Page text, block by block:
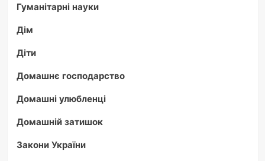
Гуманітарні науки
Дім
Діти
Домашнє господарство
Домашні улюбленці
Домашній затишок
Закони України